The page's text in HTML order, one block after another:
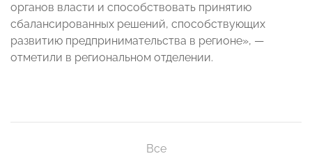
органов власти и способствовать принятию
сбалансированных решений, способствующих
развитию предпринимательства в регионе», —
отметили в региональном отделении.
Все